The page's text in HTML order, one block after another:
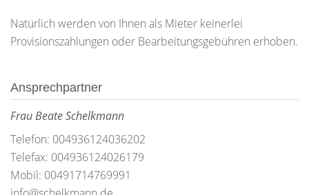
Natürlich werden von Ihnen als Mieter keinerlei
Provisionszahlungen oder Bearbeitungsgebühren erhoben.
Ansprechpartner
Frau Beate Schelkmann
Telefon: 004936124036202
Telefax: 004936124026179
Mobil: 00491714769991